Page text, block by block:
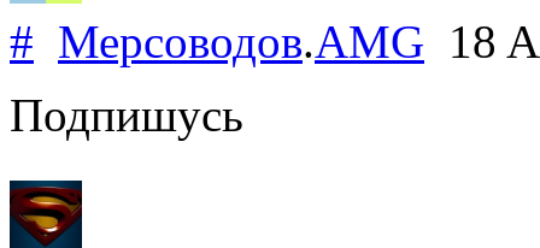
# Мерсоводов.AMG 18
Подпишусь